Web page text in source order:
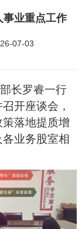
事业重点工作
07-03
长罗睿一行
开座谈会，
落地提质增
业务股室相